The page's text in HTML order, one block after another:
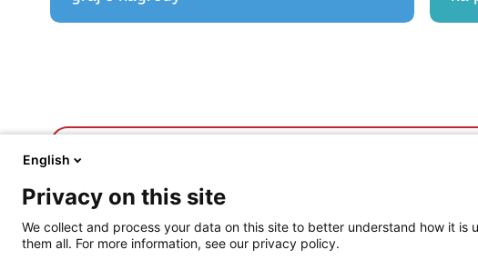
Aktualności
Prawo
Opieka farmaceutyczna
Prowadzenie apteki
Rankingi
Szkolenia certyfikowane
English
Privacy on this site
We collect and process your data on this site to better understand how it
them all. For more information, see our privacy policy.